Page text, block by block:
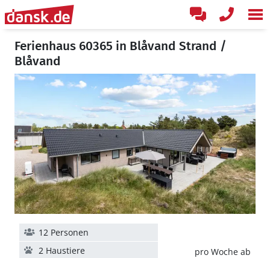
Ferienhaus 60365 in Blåvand Strand /
Blåvand
pro Woche ab
12 Personen
2 Haustiere